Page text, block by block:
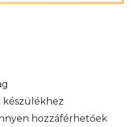
készülékhez
hozzáférhetőek